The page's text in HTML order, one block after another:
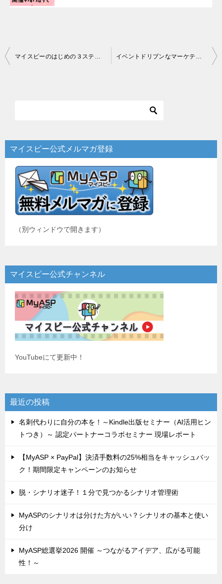
投
ー
シ
マイスピー公式メルマガ登録
（別ウィンドウで開きます）
マイスピー公式チャンネル
YouTubeにて更新中！
最近の投稿
名刺代わりに自分の本を！～Kindle出版セミナー（AI活用ヒン
トつき）～ 認定パートナーコラボセミナー 現場レポート
【MyASP × PayPal】決済手数料の25%相当をキャッシュバッ
ク！期間限定キャンペーンのお知らせ
脱・シナリオ迷子！１分で見つかるシナリオ管理術
MyASPのシナリオは分けた方がいい？シナリオの基本と使い
分け
MyASP総選挙2026 開催 ～つながるアイデア、広がる可能
性！～